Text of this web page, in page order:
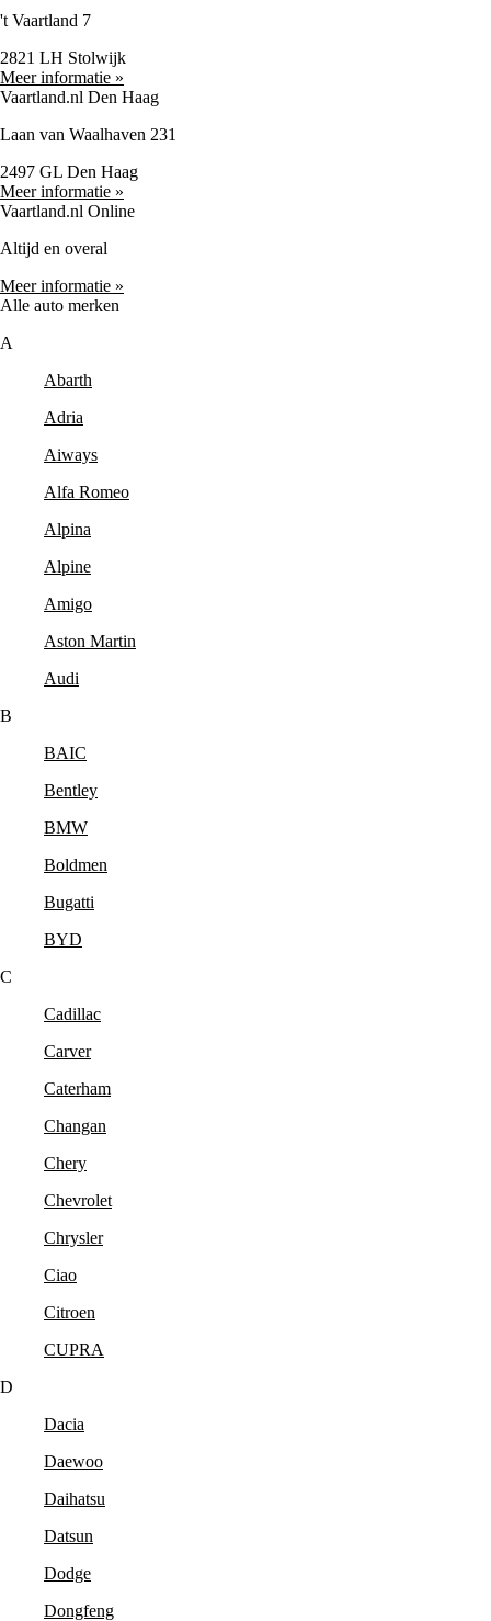
't Vaartland 7
2821 LH Stolwijk
Meer informatie »
Vaartland.nl Den Haag
Laan van Waalhaven 231
2497 GL Den Haag
Meer informatie »
Vaartland.nl Online
Altijd en overal
Meer informatie »
Alle auto merken
A
Abarth
Adria
Aiways
Alfa Romeo
Alpina
Alpine
Amigo
Aston Martin
Audi
B
BAIC
Bentley
BMW
Boldmen
Bugatti
BYD
C
Cadillac
Carver
Caterham
Changan
Chery
Chevrolet
Chrysler
Ciao
Citroen
CUPRA
D
Dacia
Daewoo
Daihatsu
Datsun
Dodge
Dongfeng